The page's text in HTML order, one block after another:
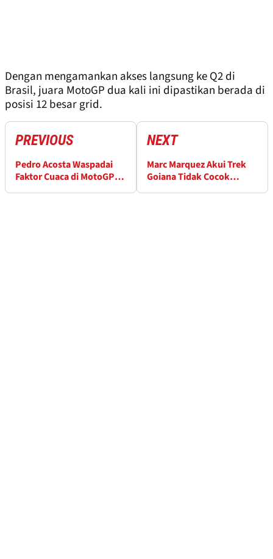
Dengan mengamankan akses langsung ke Q2 di
Brasil, juara MotoGP dua kali ini dipastikan berada di
posisi 12 besar grid.
PREVIOUS
Pedro Acosta Waspadai
Faktor Cuaca di MotoGP
NEXT
Marc Marquez Akui Trek
Goiana Tidak Cocok